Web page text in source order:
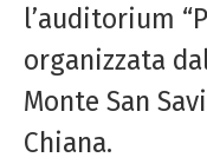
l’auditorium
organizzata
Monte San
Chiana.